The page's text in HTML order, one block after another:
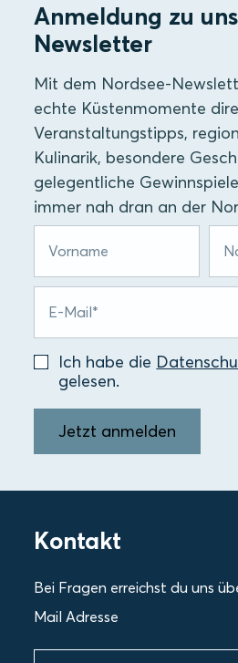
Anmeldung zu
Newsletter
Mit dem Nordsee-
echte Küstenmomente
Veranstaltungstipps,
Kulinarik, besondere
gelegentliche
immer nah dran an der
Ich habe die
gelesen.
Jetzt anmelden
Kontakt
Bei Fragen erreichst du uns
Mail Adresse